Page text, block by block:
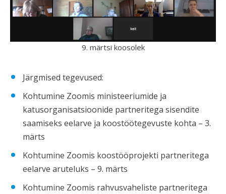
9. märtsi koosolek
Järgmised tegevused:
Kohtumine Zoomis ministeeriumide ja
katusorganisatsioonide partneritega sisendite
saamiseks eelarve ja koostöötegevuste kohta – 3.
märts
Kohtumine Zoomis koostööprojekti partneritega
eelarve aruteluks – 9. märts
Kohtumine Zoomis rahvusvaheliste partneritega